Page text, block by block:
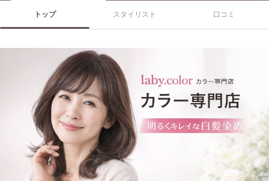
トップ スタイリスト 口コミ